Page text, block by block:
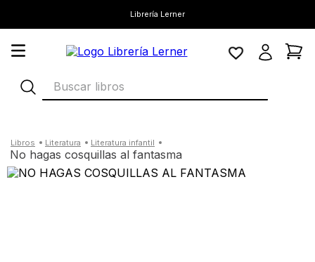
Librería Lerner
Buscar libros
literatura literatura infantil
no hagas cosquillas al fantasma